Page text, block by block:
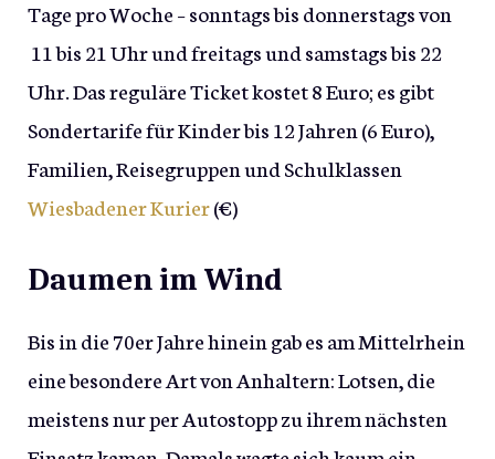
Tage pro Woche – sonntags bis donnerstags von
11 bis 21 Uhr und freitags und samstags bis 22
Uhr. Das reguläre Ticket kostet 8 Euro; es gibt
Sondertarife für Kinder bis 12 Jahren (6 Euro),
Familien, Reisegruppen und Schulklassen
Wiesbadener Kurier(€)
Daumen im Wind
Bis in die 70er Jahre hinein gab es am Mittelrhein
eine besondere Art von Anhaltern: Lotsen, die
meistens nur per Autostopp zu ihrem nächsten